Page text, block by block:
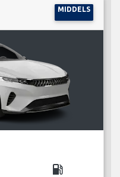
MIDDELS
local_gas_station